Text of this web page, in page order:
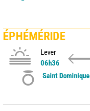
ÉPHÉMÉRIDE
Lever
06h36
Saint Dominique